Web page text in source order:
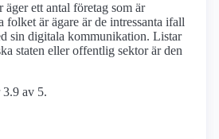
ett antal företag som är
folket är ägare är de intressanta ifall
sin digitala kommunikation. Listar
staten eller offentlig sektor är den
3.9 av 5.